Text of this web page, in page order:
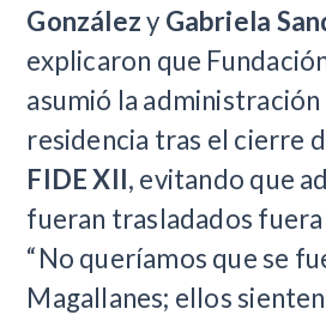
Gonzálezy Gabriela
explicaron que
asumió la administración
residencia tras el cierre
FIDE XII, evitando que
fueran trasladados fuera
“No queríamos que se
Magallanes; ellos